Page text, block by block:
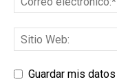
Guardar mis